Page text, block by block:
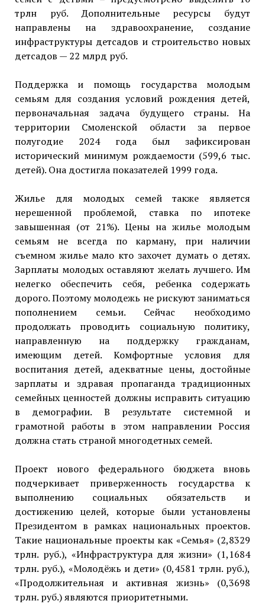
трлн руб. Дополнительные ресурсы будут
направлены на здравоохранение, создание
инфраструктуры детсадов и строительство новых
детсадов — 22 млрд руб.
Поддержка и помощь государства молодым
семьям для создания условий рождения детей,
первоначальная задача будущего страны. На
территории Смоленской области за первое
полугодие 2024 года был зафиксирован
исторический минимум рождаемости (599,6 тыс.
детей). Она достигла показателей 1999 года.
Жилье для молодых семей также является
нерешенной проблемой, ставка по ипотеке
завышенная (от 21%). Цены на жилье молодым
семьям не всегда по карману, при наличии
съемном жилье мало кто захочет думать о детях.
Зарплаты молодых оставляют желать лучшего. Им
нелегко обеспечить себя, ребенка содержать
дорого. Поэтому молодежь не рискуют заниматься
пополнением семьи. Сейчас необходимо
продолжать проводить социальную политику,
направленную на поддержку гражданам,
имеющим детей. Комфортные условия для
воспитания детей, адекватные цены, достойные
зарплаты и здравая пропаганда традиционных
семейных ценностей должны исправить ситуацию
в демографии. В результате системной и
грамотной работы в этом направлении Россия
должна стать страной многодетных семей.
Проект нового федерального бюджета вновь
подчеркивает приверженность государства к
выполнению социальных обязательств и
достижению целей, которые были установлены
Президентом в рамках национальных проектов.
Такие национальные проекты как «Семья» (2,8329
трлн. руб.), «Инфраструктура для жизни» (1,1684
трлн. руб.), «Молодёжь и дети» (0,4581 трлн. руб.),
«Продолжительная и активная жизнь» (0,3698
трлн. руб.) являются приоритетными.